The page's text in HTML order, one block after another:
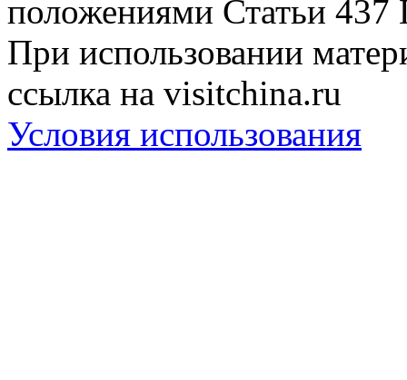
положениями Статьи 437
При использовании
ссылка на visitchina.ru
Условия использования